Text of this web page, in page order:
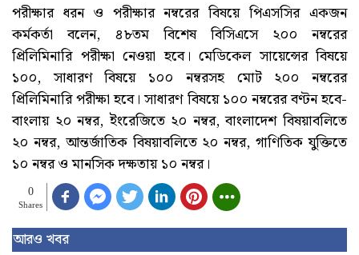
পরীক্ষার ধরন ও পরীক্ষার নম্বরের বিষয়ে পিএসসির একজন
কর্মকর্তা বলেন, ৪৮তম বিশেষ বিসিএসে ২০০ নম্বরের
প্রিলিমিনারি পরীক্ষা নেওয়া হবে। মেডিকেল সায়েন্সের বিষয়ে
১০০, সাধারণ বিষয়ে ১০০ নম্বরসহ মোট ২০০ নম্বরের
প্রিলিমিনারি পরীক্ষা হবে। সাধারণ বিষয়ে ১০০ নম্বরের বণ্টন হবে-
বাংলায় ২০ নম্বর, ইংরেজিতে ২০ নম্বর, বাংলাদেশ বিষয়াবলিতে
২০ নম্বর, আন্তর্জাতিক বিষয়াবলিতে ২০ নম্বর, গাণিতিক যুক্তিতে
১০ নম্বর ও মানসিক দক্ষতায় ১০ নম্বর।
0
Shares
আরও খবর